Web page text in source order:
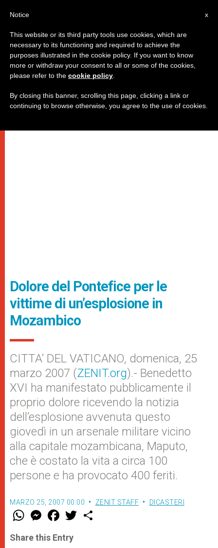
Dolore del Pontefice per le
vittime di un’esplosione in
Mozambico
CITTA’ DEL VATICANO, domenica, 25
marzo 2007 (ZENIT.org).- Benedetto
XVI ha manifestato pubblicamente il
proprio dolore ricevendo la notizia
dell’esplosione avvenuta questo
giovedì in un arsenale militare vicino
alla capitale mozambicana, Maputo,
che è costato la vita a circa 100
persone e ha provocato 400 feriti.
MARZO 25, 2007 00:00 ZENIT STAFF DICASTERI
W
t
s
M
e
s
e
F
a
e
b
w
Share this Entry
x
Notice
This website or its third party tools use cookies, which are
necessary to its functioning and required to achieve the
purposes illustrated in the cookie policy. If you want to know
more or withdraw your consent to all or some of the cookies,
please refer to the cookie policy
By closing this banner, scrolling this page, clicking a link or
continuing to browse otherwise, you agree to the use of cookies.